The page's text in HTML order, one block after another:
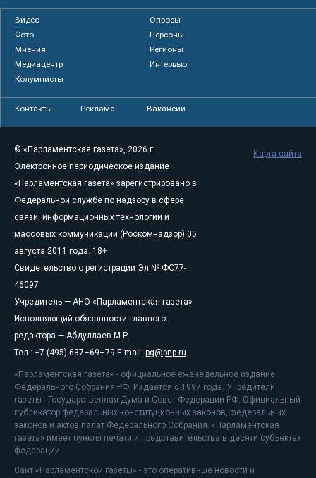
Видео
Опросы
Фото
Персоны
Мнения
Регионы
Медиацентр
Интервью
Колумнисты
Контакты Реклама Вакансии
© «Парламентская газета», 2026 г.
Электронное периодическое издание
«Парламентская газета» зарегистрировано в
Федеральной службе по надзору в сфере
связи, информационных технологий и
массовых коммуникаций (Роскомнадзор) 05
августа 2011 года. 18+
Свидетельство о регистрации Эл № ФС77-
46097
Учредитель — АНО «Парламентская газета»
Исполняющий обязанности главного
редактора — Абдуллаев М.Р.
Тел.: +7 (495) 637–69–79 E-mail: pg@pnp.ru
«Парламентская газета» - официальное еженедельное издание
Федерального Собрания РФ. Издается с 1997 года. Учредители
газеты - Государственная Дума и Совет Федерации РФ. Официальный
публикатор федеральных конституционных законов, федеральных
законов и актов палат Федерального Собрания. «Парламентская
газета» имеет пункты печати и представительства в десяти субъектах
федерации.
Сайт «Парламентской газеты» - это оперативные новости и
Карта сайта